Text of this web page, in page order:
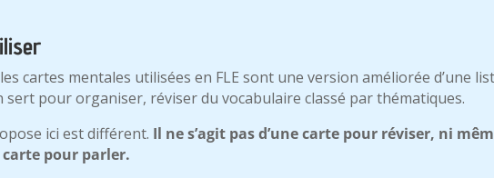
cartes mentales utilisées en FLE sont une version améliorée d’une
sert pour organiser, réviser du vocabulaire classé par thématiques.
ici est différent. Il ne s’agit pas d’une carte pour réviser, ni
carte pour parler.